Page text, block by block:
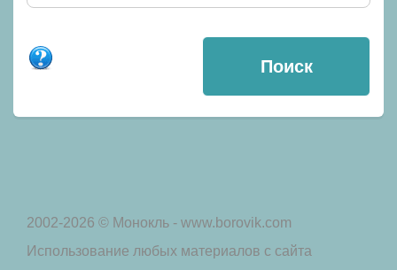
2002-2026 © Монокль - www.borovik.com
Использование любых материалов с сайта